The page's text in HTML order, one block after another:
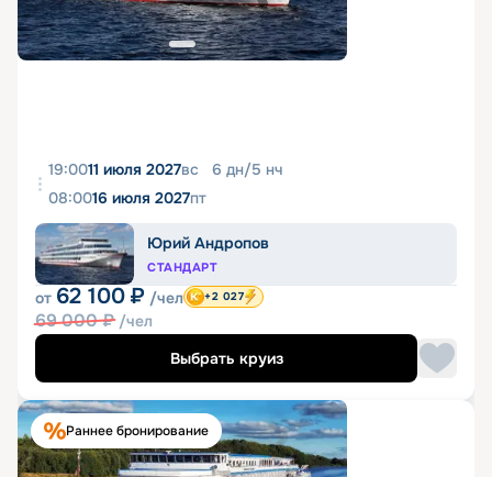
19:0011 июля 2027вс 6 дн/5 нч
08:0016 июля 2027пт
Юрий Андропов
СТАНДАРТ
от 62 100 ₽ /чел
69 000₽ /чел
+2 027
Выбрать круиз
Раннее бронирование